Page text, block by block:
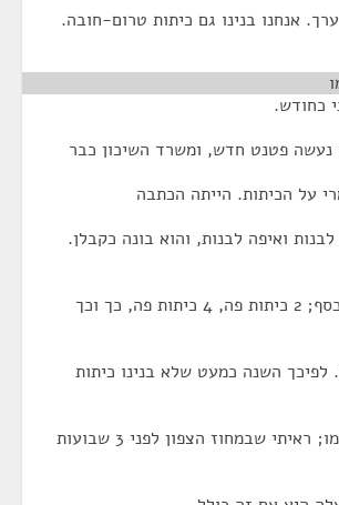
כחודש.
נעשה פטנט חדש, ומשרד השיכון כבר
על הכיתות. הייתה הכתבה
ואיפה לבנות, והוא בונה כקבלן.
כיתות פה, כך וכך כסף; 2 כיתות פה, 4 כיתות פה, כך וכך
השנה כמעט שלא בנינו כיתות
מ"מ היו"ר מ. גולדמו; ראיתי שבמחוז הצפון לפני 3 שבועות